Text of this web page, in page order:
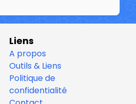
Liens
A propos
Outils & Liens
Politique de
confidentialité